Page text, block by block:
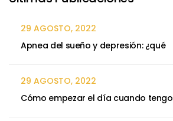
29 AGOSTO, 2022
Apnea del sueño y depresión: ¿qué
29 AGOSTO, 2022
Cómo empezar el día cuando tengo